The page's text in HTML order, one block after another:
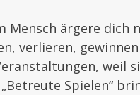
Mensch ärgere dich
verlieren,
weil
Spielen“